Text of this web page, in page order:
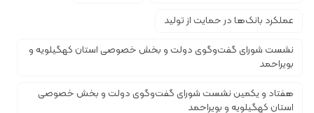
عملکرد بانک‌ها در حمایت از تولید
نشست شورای گفت‌وگوی دولت و بخش خصوصی استان کهگیلویه و
بویراحمد
هفتاد و یکمین نشست شورای گفت‌وگوی دولت و بخش خصوصی
استان کهگیلویه و بویراحمد